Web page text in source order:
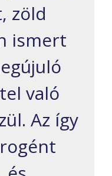
zöld
ismert
való
Az így